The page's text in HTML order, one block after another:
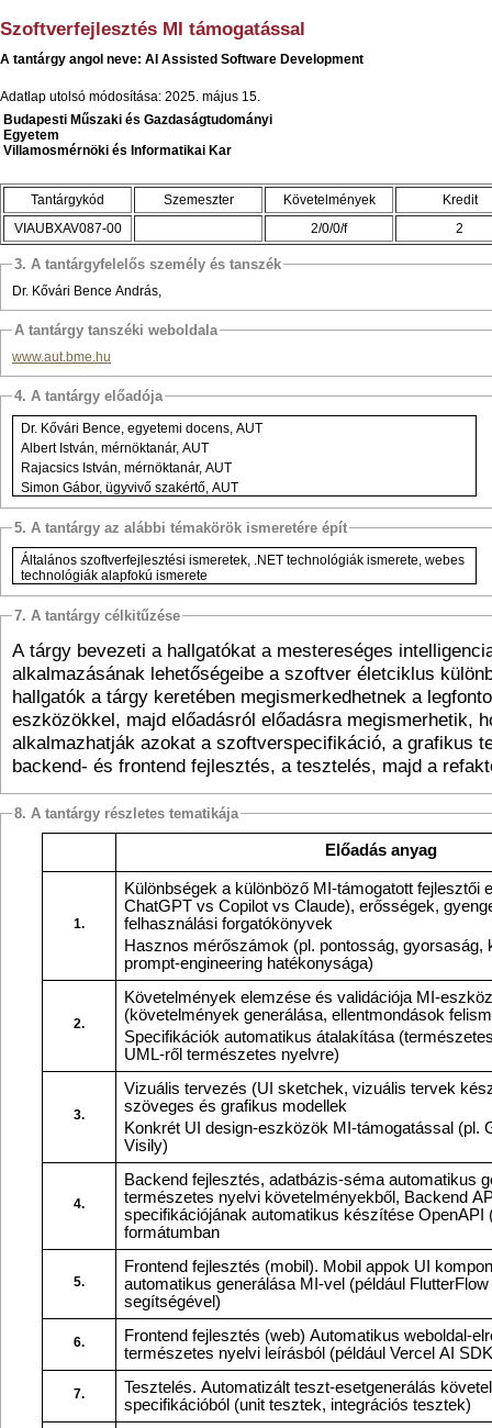
Szoftverfejlesztés MI támogatással
A tantárgy angol neve: AI Assisted Software Development
Adatlap utolsó módosítása: 2025. május 15.
Budapesti Műszaki és Gazdaságtudományi
Egyetem
Villamosmérnöki és Informatikai Kar
Tantárgykód Szemeszter Követelmények
Kredit
VIAUBXAV087-00
2/0/0/f 2
3. A tantárgyfelelős személy és tanszék
Dr. Kővári Bence András,
A tantárgy tanszéki weboldala
www.aut.bme.hu
4. A tantárgy előadója
Dr. Kővári Bence, egyetemi docens, AUT
Albert István, mérnöktanár, AUT
Rajacsics István, mérnöktanár, AUT
Simon Gábor, ügyvivő szakértő, AUT
5. A tantárgy az alábbi témakörök ismeretére épít
Általános szoftverfejlesztési ismeretek, .NET technológiák ismerete, webes
technológiák alapfokú ismerete
7. A tantárgy célkitűzése
A tárgy bevezeti a hallgatókat a mestereséges
alkalmazásának lehetőségeibe a szoftver életciklus
hallgatók a tárgy keretében megismerkedhetnek a
eszközökkel, majd előadásról előadásra megismerhetik,
alkalmazhatják azokat a szoftverspecifikáció, a grafikus
backend- és frontend fejlesztés, a tesztelés, majd a
8. A tantárgy részletes tematikája
Előadás anyag
1.
Különbségek a különböző MI-támogatott fejlesztői eszközök között (pl.
ChatGPT vs Copilot vs Claude), erősségek, gyengeségek, tipikus
felhasználási forgatókönyvek
Hasznos mérőszámok (pl. pontosság, gyorsaság, költséghatékonyság,
prompt-engineering hatékonysága)
2.
Követelmények elemzése és validációja MI-eszközökkel
(követelmények generálása, ellentmondások
Specifikációk automatikus átalakítása (természetes nyelvről UML-re,
UML-ről természetes nyelvre)
3.
Vizuális tervezés (UI sketchek, vizuális tervek készítése, finomítása),
szöveges és grafikus modellek
Konkrét UI design-eszközök MI-támogatással (pl. Galileo AI, Uizard,
Visily)
4.
Backend fejlesztés, adatbázis-séma automatikus generálása
természetes nyelvi követelményekből, Backend API
specifikációjának automatikus készítése OpenAPI
formátumban
5.
Frontend fejlesztés (mobil). Mobil appok UI komponenseinek
automatikus generálása MI-vel (például FlutterFlow vagy Copilot
segítségével)
6.
Frontend fejlesztés (web) Automatikus weboldal-elrendezés generálása
természetes nyelvi leírásból (például Vercel AI
7.
Tesztelés. Automatizált teszt-esetgenerálás követelmény-
specifikációból (unit tesztek, integrációs tesztek)